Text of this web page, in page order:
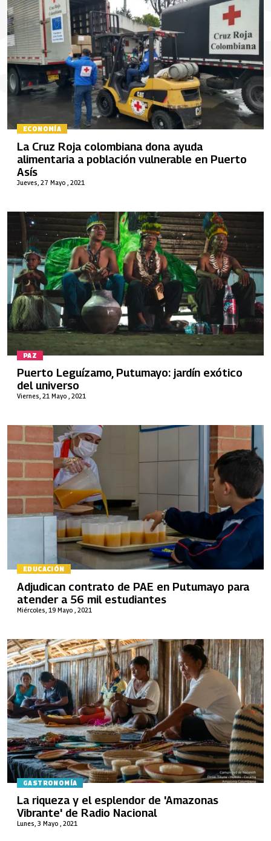
ECONOMÍA
Jueves, 27 Mayo , 2021
La Cruz Roja colombiana dona ayuda
alimentaria a población vulnerable en Puerto
Asís
PAZ
Viernes, 21 Mayo , 2021
Puerto Leguízamo, Putumayo: jardín exótico
del universo
EDUCACIÓN
Miércoles, 19 Mayo , 2021
Adjudican contrato de PAE en Putumayo para
atender a 56 mil estudiantes
GASTRONOMÍA
Lunes, 3 Mayo , 2021
La riqueza y el esplendor de 'Amazonas
Vibrante' de Radio Nacional